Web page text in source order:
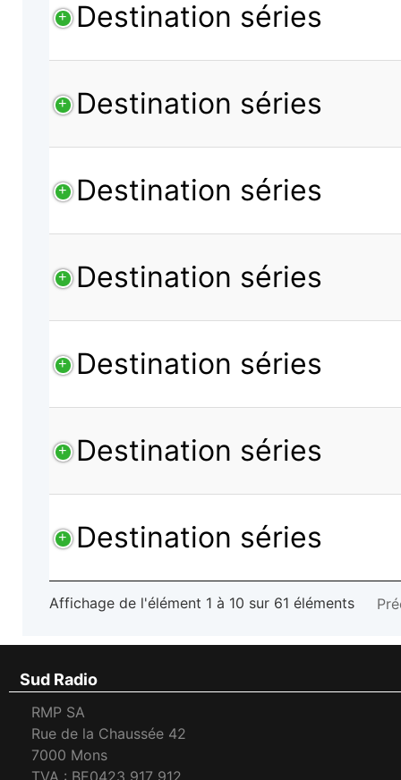
Destination séries
Destination séries
Destination séries
Destination séries
Destination séries
Destination séries
Destination séries
Affichage de l'élément 1 à 10 sur 61 éléments
Sud Radio
RMP SA
Rue de la Chaussée 42
7000 Mons
TVA : BE0423 917 912